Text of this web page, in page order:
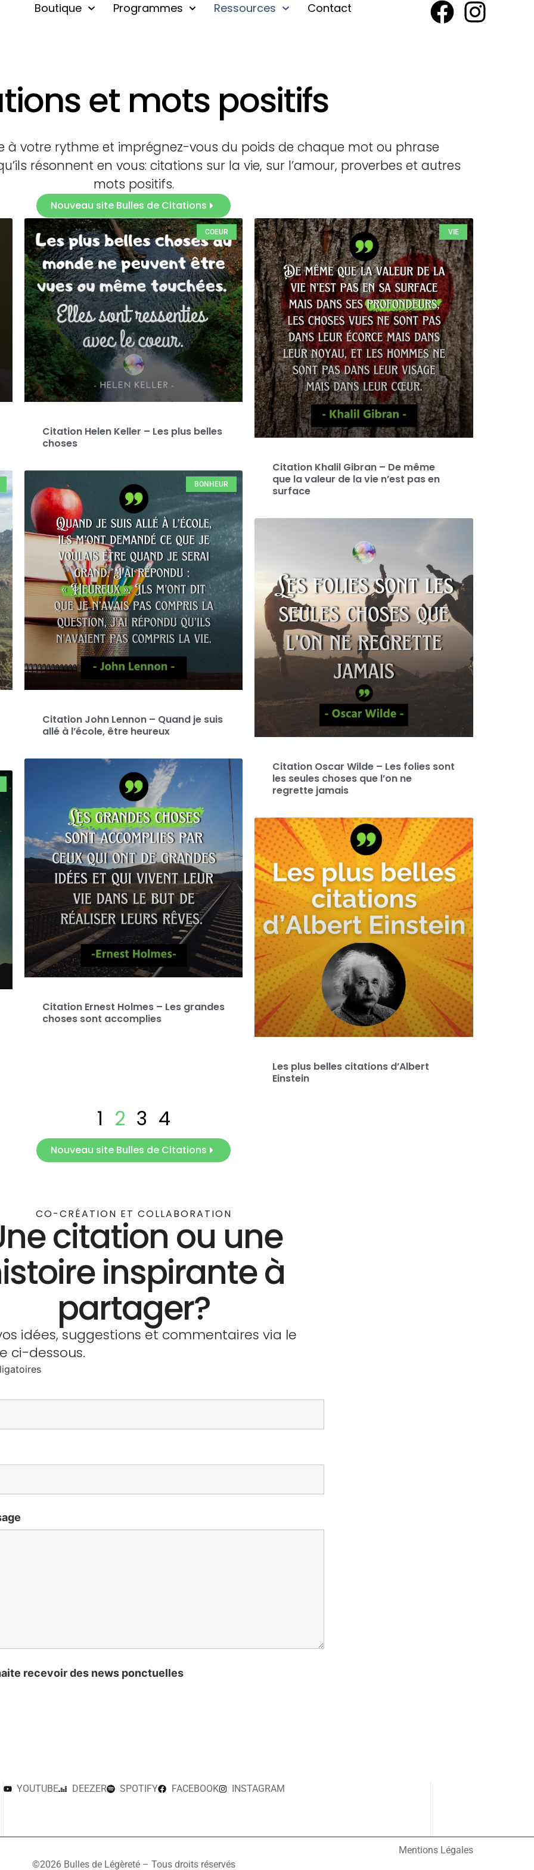
Boutique Programmes Ressources Contact
et mots positifs
à votre rythme et imprégnez-vous du poids de chaque mot ou phrase
résonnent en vous: citations sur la vie, sur l’amour, proverbes et autres
mots positifs.
Nouveau site Bulles de Citations
COEUR
Citation Helen Keller – Les plus belles
choses
VIE
Citation Khalil Gibran – De même
que la valeur de la vie n’est pas en
surface
BONHEUR
Citation John Lennon – Quand je suis
allé à l’école, être heureux
Citation Oscar Wilde – Les folies sont
les seules choses que l’on ne
regrette jamais
Citation Ernest Holmes – Les grandes
choses sont accomplies
Les plus belles citations d’Albert
Einstein
1 2 3 4
Nouveau site Bulles de Citations
CO-CRÉATION ET COLLABORATION
citation ou une
inspirante à
partager?
idées, suggestions et commentaires via le
ci-dessous.
recevoir des news ponctuelles
YOUTUBE DEEZER SPOTIFY FACEBOOK INSTAGRAM
Mentions Légales
©2026 Bulles de Légèreté – Tous droits réservés